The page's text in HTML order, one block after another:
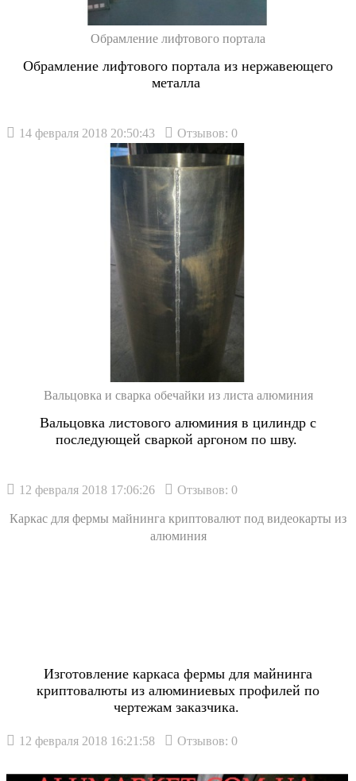
Обрамление лифтового портала
Обрамление лифтового портала из нержавеющего
металла
14 февраля 2018 20:50:43 Отзывов: 0
Вальцовка и сварка обечайки из листа алюминия
Вальцовка листового алюминия в цилиндр с
последующей сваркой аргоном по шву.
12 февраля 2018 17:06:26 Отзывов: 0
Каркас для фермы майнинга криптовалют под видеокарты из
алюминия
Изготовление каркаса фермы для майнинга
криптовалюты из алюминиевых профилей по
чертежам заказчика.
12 февраля 2018 16:21:58 Отзывов: 0